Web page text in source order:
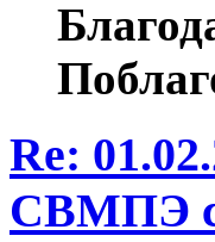
Re:
СВМПЭ